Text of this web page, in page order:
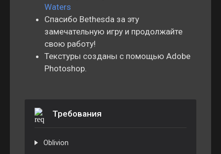
Waters
Спасибо Bethesda за эту
замечательную игру и продолжайте
свою работу!
Текстуры созданы с помощью Adobe
Photoshop.
Требования
Oblivion